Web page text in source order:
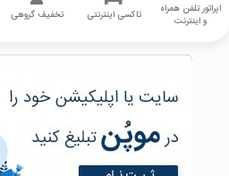
اپراتور تلفن همراه
و اینترنت
تاکسی اینترنتی تخفیف گروهی